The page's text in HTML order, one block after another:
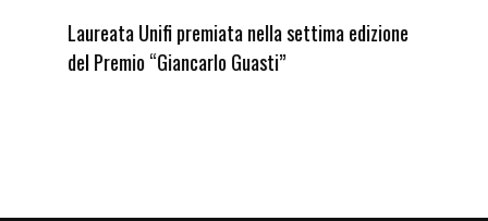
Laureata Unifi premiata nella settima edizione
del Premio “Giancarlo Guasti”